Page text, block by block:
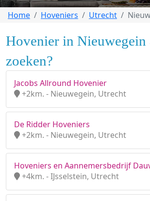
Home Hoveniers Utrecht
Hovenier in Nieuwegein
zoeken?
Jacobs Allround Hovenier
+2km. - Nieuwegein, Utrecht
De Ridder Hoveniers
+2km. - Nieuwegein, Utrecht
Hoveniers en Aannemersbedrijf
+4km. - IJsselstein, Utrecht